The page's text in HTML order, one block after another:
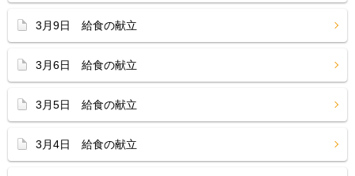
3月9日 給食の献立
3月6日 給食の献立
3月5日 給食の献立
3月4日 給食の献立